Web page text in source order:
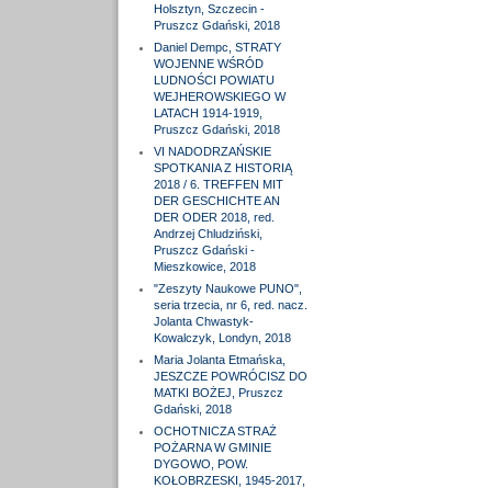
Holsztyn, Szczecin -
Pruszcz Gdański, 2018
Daniel Dempc, STRATY
WOJENNE WŚRÓD
LUDNOŚCI POWIATU
WEJHEROWSKIEGO W
LATACH 1914-1919,
Pruszcz Gdański, 2018
VI NADODRZAŃSKIE
SPOTKANIA Z HISTORIĄ
2018 / 6. TREFFEN MIT
DER GESCHICHTE AN
DER ODER 2018, red.
Andrzej Chludziński,
Pruszcz Gdański -
Mieszkowice, 2018
"Zeszyty Naukowe PUNO",
seria trzecia, nr 6, red. nacz.
Jolanta Chwastyk-
Kowalczyk, Londyn, 2018
Maria Jolanta Etmańska,
JESZCZE POWRÓCISZ DO
MATKI BOŻEJ, Pruszcz
Gdański, 2018
OCHOTNICZA STRAŻ
POŻARNA W GMINIE
DYGOWO, POW.
KOŁOBRZESKI, 1945-2017,